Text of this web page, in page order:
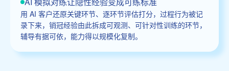
用 AI 客户还原关键环节、逐环节评估打分，过程行为被记
录下来，销冠经验由此拆成可观测、可针对性训练的环节，
辅导有据可依，能力得以规模化复制。